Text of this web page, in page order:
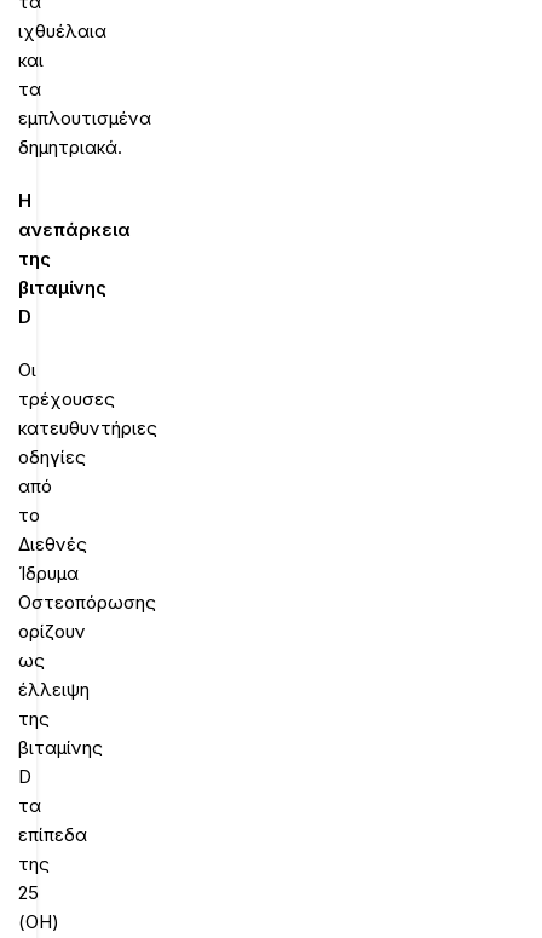
ιχθυέλαια
και
τα
εμπλουτισμένα
δημητριακά.
Η
ανεπάρκεια
της
βιταμίνης
D
Οι
τρέχουσες
κατευθυντήριες
οδηγίες
από
το
Διεθνές
Ίδρυμα
Οστεοπόρωσης
ορίζουν
ως
έλλειψη
της
βιταμίνης
D
τα
επίπεδα
της
25
(OH)